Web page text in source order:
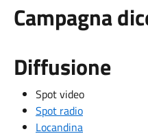
Campagna
Diffusione
Spot video
Spot radio
Locandina